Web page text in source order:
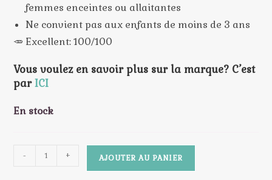
femmes enceintes ou allaitantes
Ne convient pas aux enfants de moins de 3 ans
🥕 Excellent: 100/100
Vous voulez en savoir plus sur la marque? C’est
parICI
En stock
quantité
- + AJOUTER AU PANIER